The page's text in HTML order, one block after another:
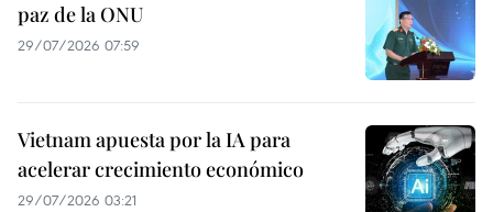
paz de la ONU
29/07/2026 07:59
Vietnam apuesta por la IA para
acelerar crecimiento económico
29/07/2026 03:21